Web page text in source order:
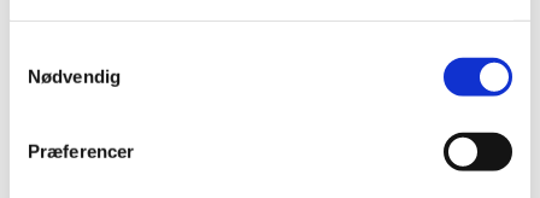
Nødvendig
Præferencer